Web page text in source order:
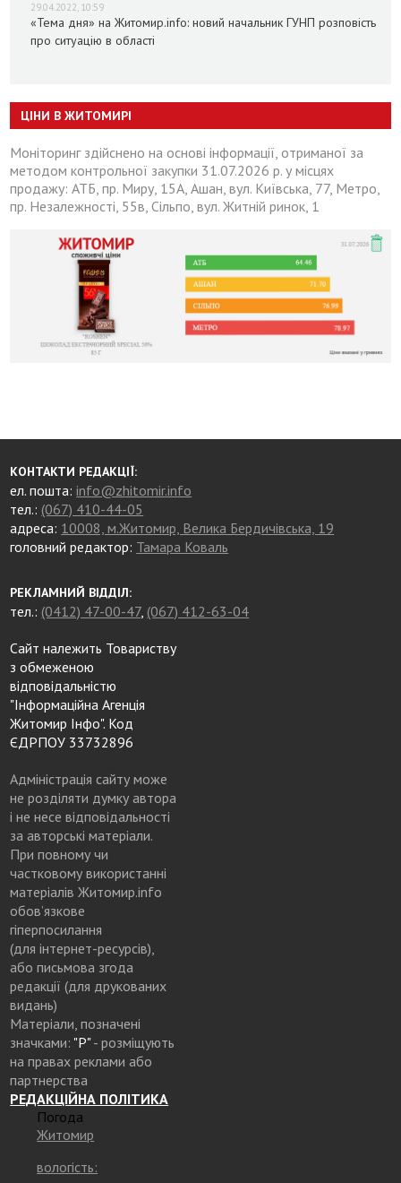
29.04.2022, 10:59
«Тема дня» на Житомир.info: новий начальник ГУНП розповість
про ситуацію в області
ЦІНИ В ЖИТОМИРІ
Моніторинг здійснено на основі інформації, отриманої за
методом контрольної закупки 31.07.2026 р. у місцях
продажу: АТБ, пр. Миру, 15А, Ашан, вул. Київська, 77, Метро,
пр. Незалежності, 55в, Сільпо, вул. Житній ринок, 1
КОНТАКТИ РЕДАКЦІЇ:
ел. пошта:info@zhitomir.info
тел.: (067) 410-44-05
адреса: 10008, м.Житомир, Велика Бердичівська, 19
головний редактор: Тамара Коваль
РЕКЛАМНИЙ ВІДДІЛ:
тел.: (0412) 47-00-47, (067) 412-63-04
Сайт належить Товариству
з обмеженою
відповідальністю
"Інформаційна Агенція
Житомир Інфо". Код
ЄДРПОУ 33732896
Адміністрація сайту може
не розділяти думку автора
і не несе відповідальності
за авторські матеріали.
При повному чи
частковому використанні
матеріалів Житомир.info
обов’язкове
гіперпосилання
(для інтернет-ресурсів),
або письмова згода
редакції (для друкованих
видань)
Матеріали, позначені
значками: "Р"- розміщують
на правах реклами або
партнерства
РЕДАКЦІЙНА ПОЛІТИКА
Погода
Житомир
вологість: